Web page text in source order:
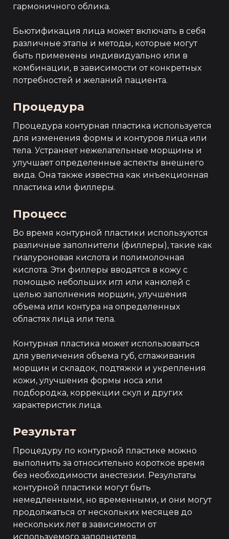
гармоничного облика.
Бьютификация лица может включать в себя
различные этапы и методы, которые могут
быть применены индивидуально или в
комбинации, в зависимости от конкретных
потребностей и желаний пациента.
Процедура
Процедура контурная пластика используется
для изменения формы и контуров лица или
тела. Устраняет нежелательные морщины и
улучшает определенные аспекты внешнего
вида. Она также известна как инъекционная
пластика или филлеры.
Процесс
Во время контурной пластики используются
различные заполнители (филлеры), такие как
гиалуроновая кислота и полимолочная
кислота. Эти филлеры вводятся в кожу с
помощью небольших игл или канюлей с
целью заполнения морщин, улучшения
объема или контура на определенных
областях лица или тела.
Контурная пластика может использоваться
для увеличения объема губ, сглаживания
морщин и складок, подтяжки и укрепления
кожи, улучшения формы носа или
подбородка, коррекции скул и других
характеристик лица.
Результат
Процедуру по контурной пластике можно
выполнить за относительно короткое время
без необходимости анестезии. Результаты
контурной пластики могут быть
немедленными, но временными, и они могут
продолжаться от нескольких месяцев до
нескольких лет в зависимости от
используемого заполнителя.